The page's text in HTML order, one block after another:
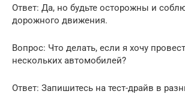
Ответ: Да, но будьте осторожны и
дорожного движения.
Вопрос: Что делать, если я хочу
нескольких автомобилей?
Ответ: Запишитесь на тест-драйв в